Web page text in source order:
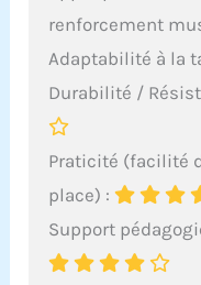
renforcement
Adaptabilité à la
Durabilité /
Praticité (facilité
place) :
Support